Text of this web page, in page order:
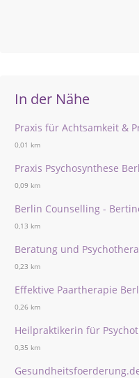
In der Nähe
Praxis für Achtsamkeit &
0,01 km
Praxis Psychosynthese
0,09 km
Berlin Counselling -
0,13 km
Beratung und
0,23 km
Effektive Paartherapie
0,26 km
Heilpraktikerin für
0,35 km